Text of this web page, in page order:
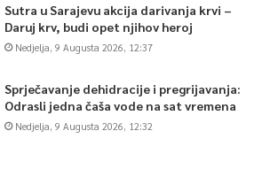
Sutra u Sarajevu akcija darivanja krvi –
Daruj krv, budi opet njihov heroj
Nedjelja, 9 Augusta 2026, 12:37
Sprječavanje dehidracije i pregrijavanja:
Odrasli jedna čaša vode na sat vremena
Nedjelja, 9 Augusta 2026, 12:32